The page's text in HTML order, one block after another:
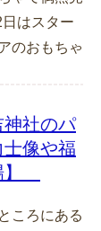
はスター
のおもちゃ
神社のパ
像や福
】
ころにある